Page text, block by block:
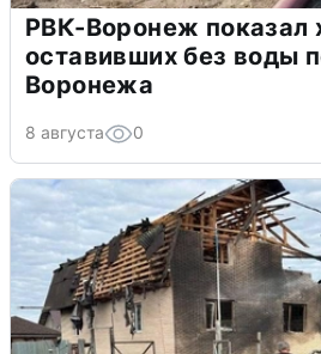
РВК-Воронеж показал
оставивших без воды
Воронежа
8 августа 0